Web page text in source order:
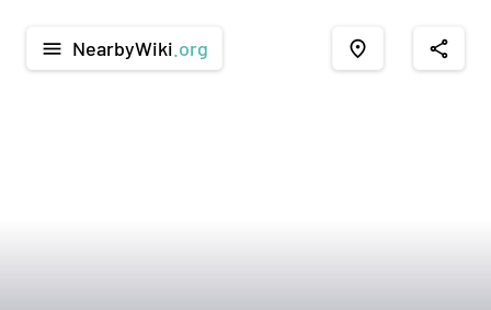
menu NearbyWiki .org place share